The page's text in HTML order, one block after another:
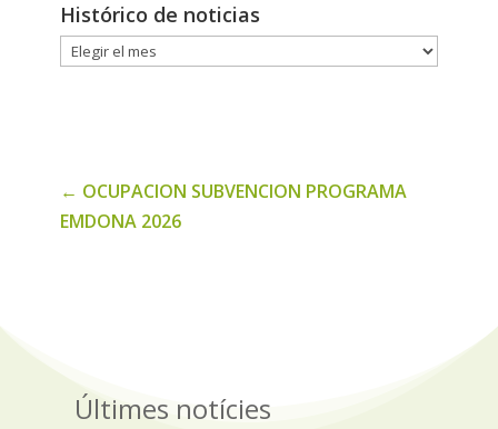
Histórico de noticias
Histórico
← OCUPACION SUBVENCION PROGRAMA
EMDONA 2026
Últimes notícies